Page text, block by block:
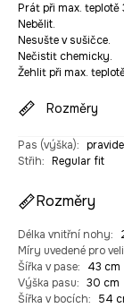
Prát při max.
Nebělit.
Nesušte v sušičce.
Nečistit chemicky.
Žehlit při max.
Rozměry
Pas (výška):
Střih: Regular fit
Rozměry
Délka vnitřní nohy:
Míry uvedené pro
Šířka v pase:
43 cm
Výška pasu: 30 cm
Šířka v bocích: 54